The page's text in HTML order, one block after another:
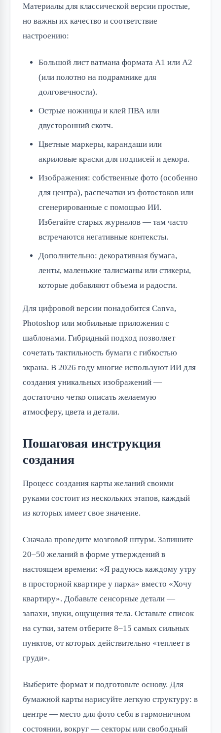
Материалы для классической версии простые,
но важны их качество и соответствие
настроению:
Большой лист ватмана формата А1 или А2
(или полотно на подрамнике для
долговечности).
Острые ножницы и клей ПВА или
двусторонний скотч.
Цветные маркеры, карандаши или
акриловые краски для подписей и декора.
Изображения: собственные фото (особенно
для центра), распечатки из фотостоков или
сгенерированные с помощью ИИ.
Избегайте старых журналов — там часто
встречаются негативные контексты.
Дополнительно: декоративная бумага,
ленты, маленькие талисманы или стикеры,
которые добавляют объема и радости.
Для цифровой версии понадобится Canva,
Photoshop или мобильные приложения с
шаблонами. Гибридный подход позволяет
сочетать тактильность бумаги с гибкостью
экрана. В 2026 году многие используют ИИ для
создания уникальных изображений —
достаточно четко описать желаемую
атмосферу, цвета и детали.
Пошаговая инструкция
создания
Процесс создания карты желаний своими
руками состоит из нескольких этапов, каждый
из которых имеет свое значение.
Сначала проведите мозговой штурм. Запишите
20–50 желаний в форме утверждений в
настоящем времени: «Я радуюсь каждому утру
в просторной квартире у парка» вместо «Хочу
квартиру». Добавьте сенсорные детали —
запахи, звуки, ощущения тела. Оставьте список
на сутки, затем отберите 8–15 самых сильных
пунктов, от которых действительно «теплеет в
груди».
Выберите формат и подготовьте основу. Для
бумажной карты нарисуйте легкую структуру: в
центре — место для фото себя в гармоничном
состоянии, вокруг — секторы или свободный